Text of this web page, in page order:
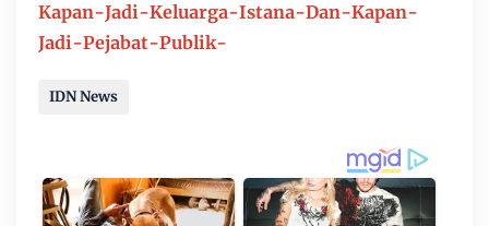
Kapan-Jadi-Keluarga-Istana-Dan-Kapan-
Jadi-Pejabat-Publik-
IDN News